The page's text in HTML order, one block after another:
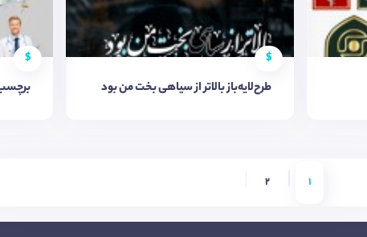
$
طرح‌لایه‌باز بالاتر از سیاهی بخت من بود
$
1
2